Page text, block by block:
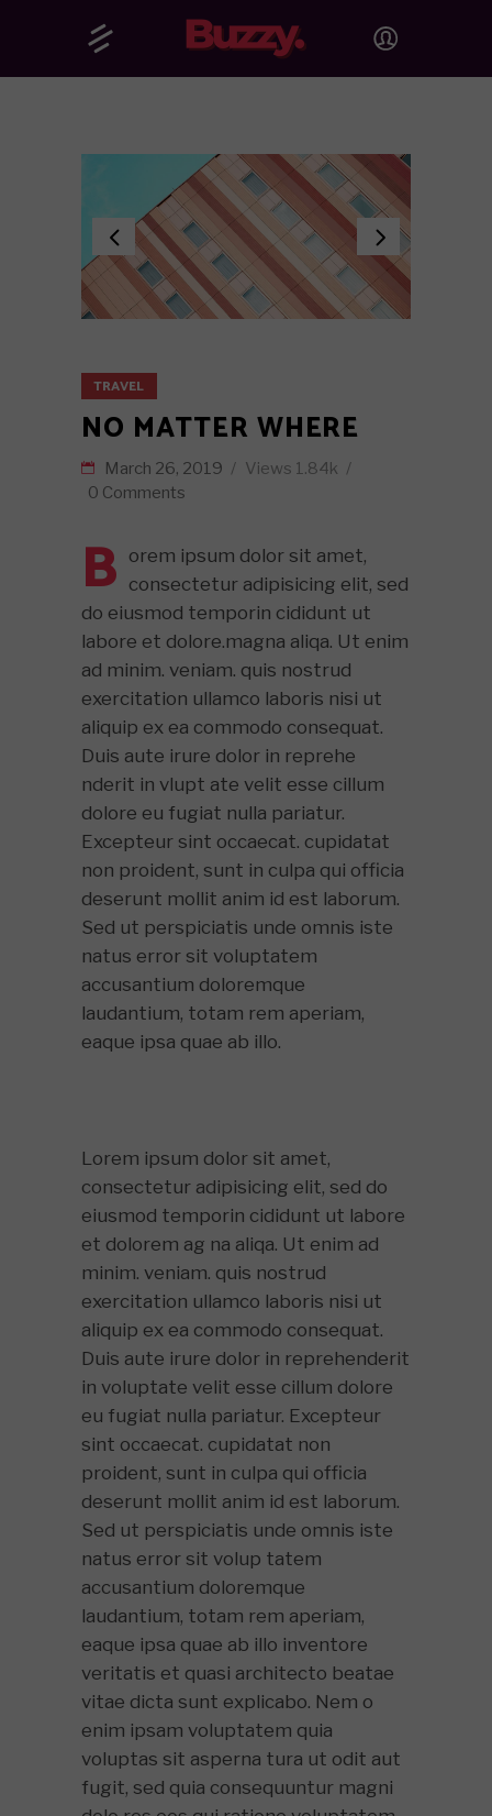
TRAVEL
NO MATTER WHERE
March 26, 2019 Views 1.84k
0 Comments
B orem ipsum dolor sit amet,
consectetur adipisicing elit, sed
do eiusmod temporin cididunt ut
labore et dolore.magna aliqa. Ut enim
ad minim. veniam. quis nostrud
exercitation ullamco laboris nisi ut
aliquip ex ea commodo consequat.
Duis aute irure dolor in reprehe
nderit in vlupt ate velit esse cillum
dolore eu fugiat nulla pariatur.
Excepteur sint occaecat. cupidatat
non proident, sunt in culpa qui officia
deserunt mollit anim id est laborum.
Sed ut perspiciatis unde omnis iste
natus error sit voluptatem
accusantium doloremque
laudantium, totam rem aperiam,
eaque ipsa quae ab illo.
Lorem ipsum dolor sit amet,
consectetur adipisicing elit, sed do
eiusmod temporin cididunt ut labore
et dolorem ag na aliqa. Ut enim ad
minim. veniam. quis nostrud
exercitation ullamco laboris nisi ut
aliquip ex ea commodo consequat.
Duis aute irure dolor in reprehenderit
in voluptate velit esse cillum dolore
eu fugiat nulla pariatur. Excepteur
sint occaecat. cupidatat non
proident, sunt in culpa qui officia
deserunt mollit anim id est laborum.
Sed ut perspiciatis unde omnis iste
natus error sit volup tatem
accusantium doloremque
laudantium, totam rem aperiam,
eaque ipsa quae ab illo inventore
veritatis et quasi architecto beatae
vitae dicta sunt explicabo. Nem o
enim ipsam voluptatem quia
voluptas sit asperna tura ut odit aut
fugit, sed quia consequuntur magni